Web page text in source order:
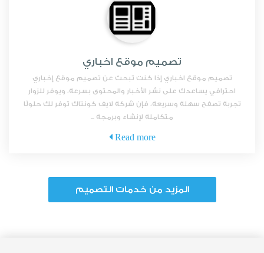
تصميم موقع اخباري
تصميم موقع اخباري إذا كنت تبحث عن تصميم موقع إخباري
احترافي يساعدك على نشر الأخبار والمحتوى بسرعة، ويوفر للزوار
تجربة تصفح سهلة وسريعة، فإن شركة لايف كونتاك توفر لك حلولًا
متكاملة لإنشاء وبرمجة ...
Read more
المزيد من خدمات التصميم